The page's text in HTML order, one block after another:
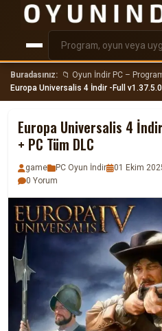
Buradasınız: 📁 Oyun İndir PC –
Europa Universalis 4 İndir -Full
Europa Universalis 4
+ PC Tüm DLC
game PC Oyun İndir 01 Ekim
0 Yorum